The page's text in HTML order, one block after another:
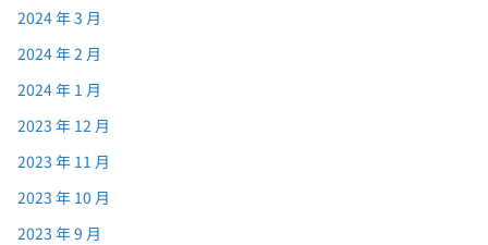
2024 年 3 月
2024 年 2 月
2024 年 1 月
2023 年 12 月
2023 年 11 月
2023 年 10 月
2023 年 9 月